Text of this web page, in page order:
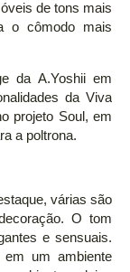
de tons mais
o cômodo mais
da A.Yoshii em
da Viva
projeto Soul, em
a poltrona.
várias são
O tom
e sensuais.
em um ambiente